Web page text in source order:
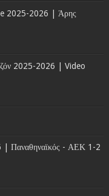
2025-2026 | Άρης
2025-2026 | Video
| Παναθηναϊκός - ΑΕΚ 1-2